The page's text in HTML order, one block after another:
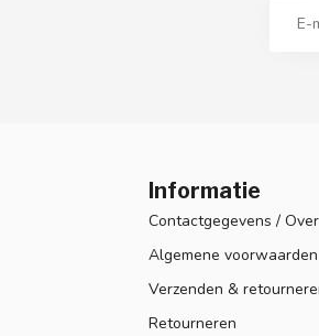
Informatie
Contactgegevens /
Algemene voorwaarden
Verzenden &
Retourneren